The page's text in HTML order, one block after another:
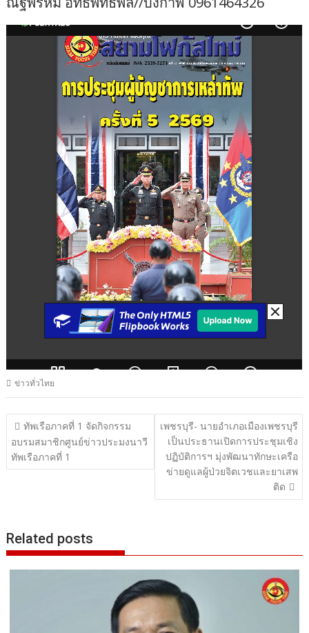
ข่าวทั่วไทย
แนะแนว
เรื่อง
ทัพเรือภาคที่ 1 จัดกิจกรรม
อบรมสมาชิกศูนย์ข่าวประมงนาวี
ทัพเรือภาคที่ 1
เพชรบุรี- นายอำเภอเมืองเพชรบุรี
เป็นประธานเปิดการประชุมเชิง
ปฏิบัติการฯ มุ่งพัฒนาทักษะเครือ
ข่ายดูแลผู้ป่วยจิตเวชและยาเสพ
ติด
Related posts